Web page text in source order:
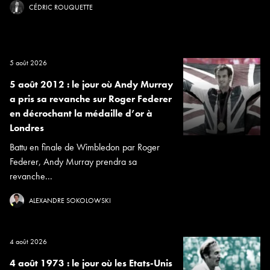
CÉDRIC ROUQUETTE
5 août 2026
5 août 2012 : le jour où Andy Murray
a pris sa revanche sur Roger Federer
en décrochant la médaille d’or à
Londres
Battu en finale de Wimbledon par Roger
Federer, Andy Murray prendra sa
revanche...
ALEXANDRE SOKOLOWSKI
4 août 2026
4 août 1973 : le jour où les Etats-Unis